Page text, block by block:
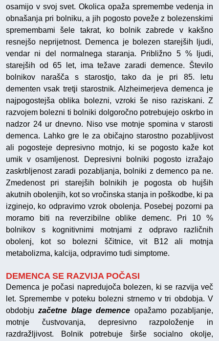
osamijo v svoj svet. Okolica opaža spremembe vedenja in
obnašanja pri bolniku, a jih pogosto poveže z bolezenskimi
spremembami šele takrat, ko bolnik zabrede v kakšno
resnejšo neprijetnost. Demenca je bolezen starejših ljudi,
vendar ni del normalnega staranja. Približno 5 % ljudi,
starejših od 65 let, ima težave zaradi demence. Število
bolnikov narašča s starostjo, tako da je pri 85. letu
dementen vsak tretji starostnik. Alzheimerjeva demenca je
najpogostejša oblika bolezni, vzroki še niso raziskani. Z
razvojem bolezni ti bolniki dolgoročno potrebujejo oskrbo in
nadzor 24 ur dnevno. Niso vse motnje spomina v starosti
demenca. Lahko gre le za običajno starostno pozabljivost
ali pogosteje depresivno motnjo, ki se pogosto kaže kot
umik v osamljenost. Depresivni bolniki pogosto izražajo
zaskrbljenost zaradi pozabljanja, bolniki z demenco pa ne.
Zmedenost pri starejših bolnikih je pogosta ob hujših
akutnih obolenjih, kot so vročinska stanja in poškodbe, ki pa
izginejo, ko odpravimo vzrok obolenja. Posebej pozorni pa
moramo biti na reverzibilne oblike demenc. Pri 10 %
bolnikov s kognitivnimi motnjami z odpravo različnih
obolenj, kot so bolezni ščitnice, vit B12 ali motnja
metabolizma, kalcija, odpravimo tudi simptome.
DEMENCA SE RAZVIJA POČASI
Demenca je počasi napredujoča bolezen, ki se razvija več
let. Spremembe v poteku bolezni strnemo v tri obdobja. V
obdobjuzačetne blage demence opažamo pozabljanje,
motnje čustvovanja, depresivno razpoloženje in
razdražljivost. Bolnik potrebuje širše socialno okolje,